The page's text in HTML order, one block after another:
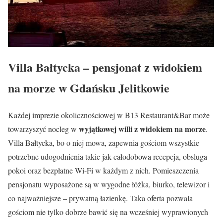
Villa Bałtycka – pensjonat z widokiem
na morze w Gdańsku Jelitkowie
Każdej imprezie okolicznościowej w B13 Restaurant&Bar może
towarzyszyć nocleg w wyjątkowej willi z widokiem na morze.
Villa Bałtycka, bo o niej mowa, zapewnia gościom wszystkie
potrzebne udogodnienia takie jak całodobowa recepcja, obsługa
pokoi oraz bezpłatne Wi-Fi w każdym z nich. Pomieszczenia
pensjonatu wyposażone są w wygodne łóżka, biurko, telewizor i
co najważniejsze – prywatną łazienkę. Taka oferta pozwala
gościom nie tylko dobrze bawić się na wcześniej wyprawionych